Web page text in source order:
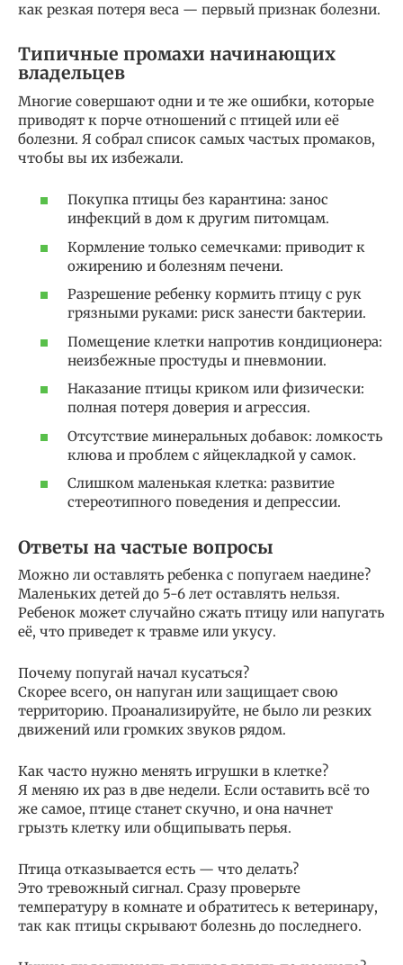
как резкая потеря веса — первый признак болезни.
Типичные промахи начинающих
владельцев
Многие совершают одни и те же ошибки, которые
приводят к порче отношений с птицей или её
болезни. Я собрал список самых частых промаков,
чтобы вы их избежали.
Покупка птицы без карантина: занос
инфекций в дом к другим питомцам.
Кормление только семечками: приводит к
ожирению и болезням печени.
Разрешение ребенку кормить птицу с рук
грязными руками: риск занести бактерии.
Помещение клетки напротив кондиционера:
неизбежные простуды и пневмонии.
Наказание птицы криком или физически:
полная потеря доверия и агрессия.
Отсутствие минеральных добавок: ломкость
клюва и проблем с яйцекладкой у самок.
Слишком маленькая клетка: развитие
стереотипного поведения и депрессии.
Ответы на частые вопросы
Можно ли оставлять ребенка с попугаем наедине?
Маленьких детей до 5-6 лет оставлять нельзя.
Ребенок может случайно сжать птицу или напугать
её, что приведет к травме или укусу.
Почему попугай начал кусаться?
Скорее всего, он напуган или защищает свою
территорию. Проанализируйте, не было ли резких
движений или громких звуков рядом.
Как часто нужно менять игрушки в клетке?
Я меняю их раз в две недели. Если оставить всё то
же самое, птице станет скучно, и она начнет
грызть клетку или общипывать перья.
Птица отказывается есть — что делать?
Это тревожный сигнал. Сразу проверьте
температуру в комнате и обратитесь к ветеринару,
так как птицы скрывают болезнь до последнего.